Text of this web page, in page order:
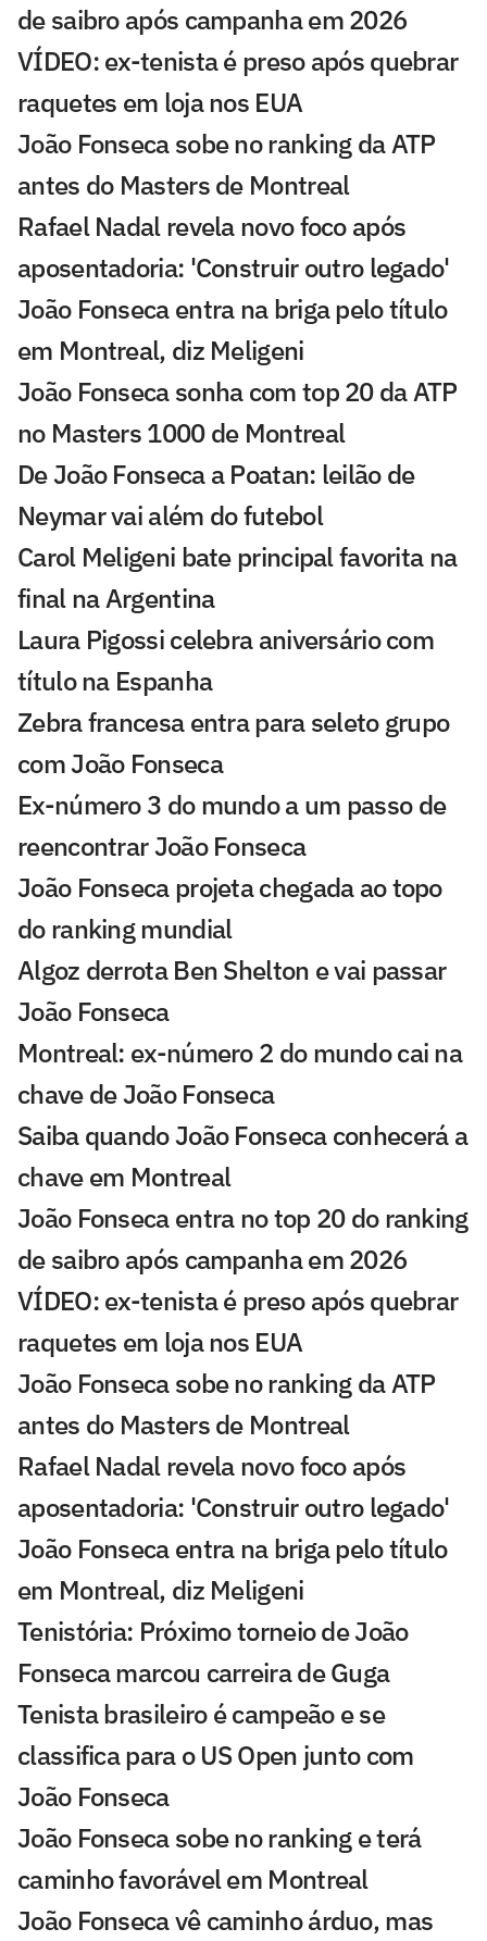
de saibro após campanha em 2026
VÍDEO: ex-tenista é preso após quebrar
raquetes em loja nos EUA
João Fonseca sobe no ranking da ATP
antes do Masters de Montreal
Rafael Nadal revela novo foco após
aposentadoria: 'Construir outro legado'
João Fonseca entra na briga pelo título
em Montreal, diz Meligeni
João Fonseca sonha com top 20 da ATP
no Masters 1000 de Montreal
De João Fonseca a Poatan: leilão de
Neymar vai além do futebol
Carol Meligeni bate principal favorita na
final na Argentina
Laura Pigossi celebra aniversário com
título na Espanha
Zebra francesa entra para seleto grupo
com João Fonseca
Ex-número 3 do mundo a um passo de
reencontrar João Fonseca
João Fonseca projeta chegada ao topo
do ranking mundial
Algoz derrota Ben Shelton e vai passar
João Fonseca
Montreal: ex-número 2 do mundo cai na
chave de João Fonseca
Saiba quando João Fonseca conhecerá a
chave em Montreal
João Fonseca entra no top 20 do ranking
de saibro após campanha em 2026
VÍDEO: ex-tenista é preso após quebrar
raquetes em loja nos EUA
João Fonseca sobe no ranking da ATP
antes do Masters de Montreal
Rafael Nadal revela novo foco após
aposentadoria: 'Construir outro legado'
João Fonseca entra na briga pelo título
em Montreal, diz Meligeni
Tenistória: Próximo torneio de João
Fonseca marcou carreira de Guga
Tenista brasileiro é campeão e se
classifica para o US Open junto com
João Fonseca
João Fonseca sobe no ranking e terá
caminho favorável em Montreal
João Fonseca vê caminho árduo, mas